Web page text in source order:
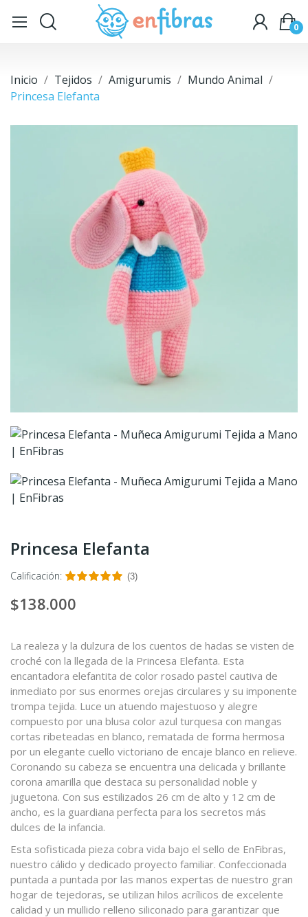
0
Inicio Tejidos Amigurumis
Mundo Animal
Princesa Elefanta
Princesa Elefanta
Calificación: (3)
$138.000
La realeza y la dulzura de los cuentos de hadas se visten de
croché con la llegada de la Princesa Elefanta. Esta
encantadora elefantita de color rosado pastel cautiva de
inmediato por sus enormes orejas circulares y su imponente
trompa tejida. Luce un atuendo majestuoso y alegre
compuesto por una blusa color azul turquesa con mangas
cortas ribeteadas en blanco, rematada de forma hermosa
por un elegante cuello victoriano de encaje blanco en relieve.
Coronando su cabeza se encuentra una delicada y brillante
corona amarilla que destaca su personalidad noble y
juguetona. Con sus estilizados 26 cm de alto y 12 cm de
ancho, es la guardiana perfecta para los secretos más
dulces de la infancia.
Esta sofisticada pieza cobra vida bajo el sello de EnFibras,
nuestro cálido y dedicado proyecto familiar. Confeccionada
puntada a puntada por las manos expertas de nuestro gran
hogar de tejedoras, se utilizan hilos acrílicos de excelente
calidad y un mullido relleno siliconado para garantizar que